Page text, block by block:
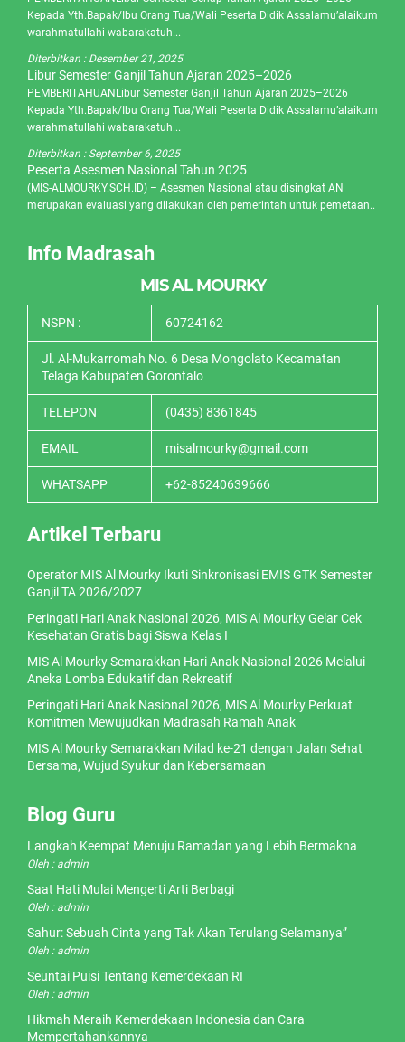
Kepada Yth.Bapak/Ibu Orang Tua/Wali Peserta Didik Assalamu’alaikum
warahmatullahi wabarakatuh...
Diterbitkan : Desember 21, 2025
Libur Semester Ganjil Tahun Ajaran 2025–2026
PEMBERITAHUANLibur Semester Ganjil Tahun Ajaran 2025–2026
Kepada Yth.Bapak/Ibu Orang Tua/Wali Peserta Didik Assalamu’alaikum
warahmatullahi wabarakatuh...
Diterbitkan : September 6, 2025
Peserta Asesmen Nasional Tahun 2025
(MIS-ALMOURKY.SCH.ID) – Asesmen Nasional atau disingkat AN
merupakan evaluasi yang dilakukan oleh pemerintah untuk pemetaan..
Info Madrasah
MIS AL MOURKY
NSPN : 60724162
Jl. Al-Mukarromah No. 6 Desa Mongolato Kecamatan
Telaga Kabupaten Gorontalo
TELEPON (0435) 8361845
EMAIL misalmourky@gmail.com
WHATSAPP +62-85240639666
Artikel Terbaru
Operator MIS Al Mourky Ikuti Sinkronisasi EMIS GTK Semester
Ganjil TA 2026/2027
Peringati Hari Anak Nasional 2026, MIS Al Mourky Gelar Cek
Kesehatan Gratis bagi Siswa Kelas I
MIS Al Mourky Semarakkan Hari Anak Nasional 2026 Melalui
Aneka Lomba Edukatif dan Rekreatif
Peringati Hari Anak Nasional 2026, MIS Al Mourky Perkuat
Komitmen Mewujudkan Madrasah Ramah Anak
MIS Al Mourky Semarakkan Milad ke-21 dengan Jalan Sehat
Bersama, Wujud Syukur dan Kebersamaan
Blog Guru
Langkah Keempat Menuju Ramadan yang Lebih Bermakna
Oleh : admin
Saat Hati Mulai Mengerti Arti Berbagi
Oleh : admin
Sahur: Sebuah Cinta yang Tak Akan Terulang Selamanya”
Oleh : admin
Seuntai Puisi Tentang Kemerdekaan RI
Oleh : admin
Hikmah Meraih Kemerdekaan Indonesia dan Cara
Mempertahankannya